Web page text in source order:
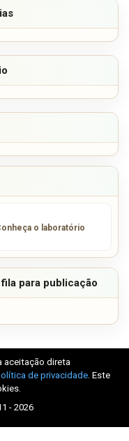
o laboratório
para publicação
aceitação direta
de privacidade. Este
- 2026